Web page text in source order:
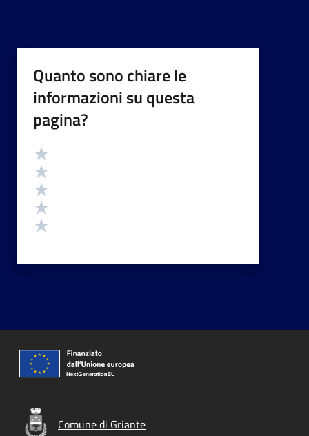
Quanto sono chiare le
informazioni su questa
pagina?
Valutazione
Comune di Griante